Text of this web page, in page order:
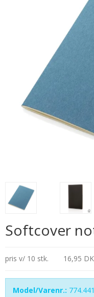
Softcover
pris v/ 10 stk. 16,95
Model/Varenr.: